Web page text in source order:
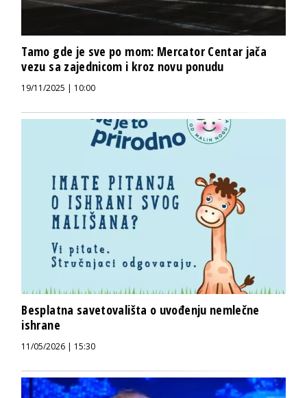
Tamo gde je sve po mom: Mercator Centar jača
vezu sa zajednicom i kroz novu ponudu
19/11/2025 | 10:00
Besplatna savetovališta o uvođenju nemlečne
ishrane
11/05/2026 | 15:30